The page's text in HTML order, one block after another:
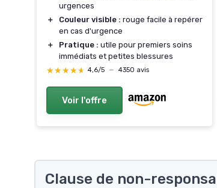
urgences
＋
Couleur visible : rouge facile à repérer
en cas d'urgence
＋
Pratique : utile pour premiers soins
immédiats et petites blessures
★★★★★
★★★★★ 4,6/5 — 4350 avis
Voir l'offre
Clause de non-